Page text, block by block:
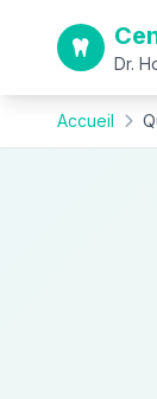
Dr.
Accueil